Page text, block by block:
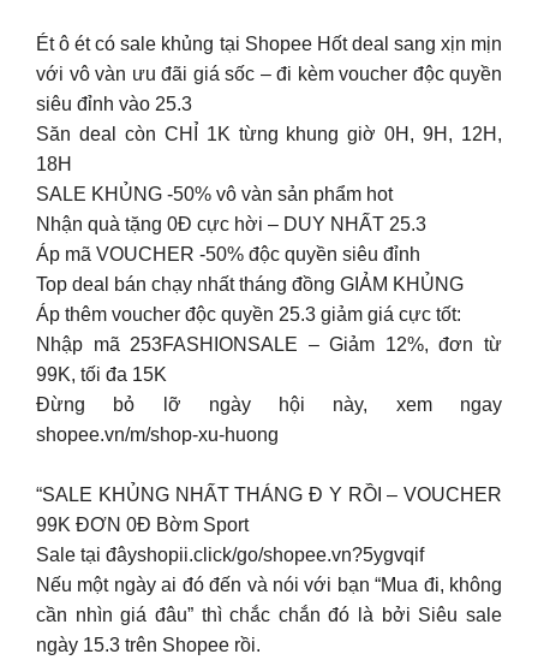
️Ét ô ét có sale khủng tại Shopee Hốt deal sang xịn mịn
với vô vàn ưu đãi giá sốc – đi kèm voucher độc quyền
siêu đỉnh ️vào 25.3
Săn deal còn CHỈ 1K từng khung giờ 0H, 9H, 12H,
18H
SALE KHỦNG -50% vô vàn sản phẩm hot
Nhận quà tặng 0Đ cực hời – DUY NHẤT 25.3
Áp mã VOUCHER -50% độc quyền siêu đỉnh
Top deal bán chạy nhất tháng đồng GIẢM KHỦNG
Áp thêm voucher độc quyền 25.3 giảm giá cực tốt:
Nhập mã 253FASHIONSALE – Giảm 12%, đơn từ
99K, tối đa 15K
Đừng bỏ lỡ ngày hội này, xem ngay
shopee.vn/m/shop-xu-huong
“SALE KHỦNG NHẤT THÁNG Đ Y RỒI – VOUCHER
99K ĐƠN 0Đ Bờm Sport
Sale tại đâyshopii.click/go/shopee.vn?5ygvqif
Nếu một ngày ai đó đến và nói với bạn “Mua đi, không
cần nhìn giá đâu” thì chắc chắn đó là bởi Siêu sale
ngày 15.3 trên Shopee rồi.